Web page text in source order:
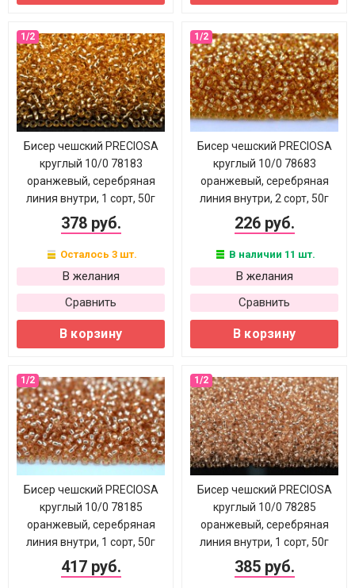
Бисер чешский PRECIOSA
круглый 10/0 78183
оранжевый, серебряная
линия внутри, 1 сорт, 50г
378 руб.
Осталось 3 шт.
В желания
Сравнить
В корзину
Бисер чешский PRECIOSA
круглый 10/0 78683
оранжевый, серебряная
линия внутри, 2 сорт, 50г
226 руб.
В наличии 11 шт.
В желания
Сравнить
В корзину
Бисер чешский PRECIOSA
круглый 10/0 78185
оранжевый, серебряная
линия внутри, 1 сорт, 50г
417 руб.
Бисер чешский PRECIOSA
круглый 10/0 78285
оранжевый, серебряная
линия внутри, 1 сорт, 50г
385 руб.